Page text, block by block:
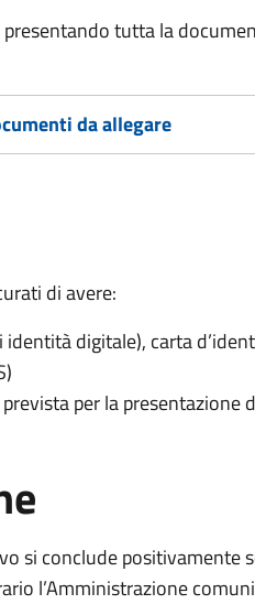
tutta la
da allegare
di avere:
identità digitale), carta
per la presentazione
si conclude positivamente
l’Amministrazione